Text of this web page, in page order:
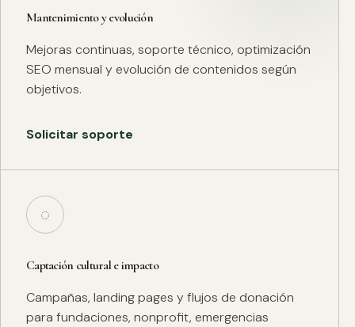
Mantenimiento y evolución
Mejoras continuas, soporte técnico, optimización
SEO mensual y evolución de contenidos según
objetivos.
Solicitar soporte
◌
Captación cultural e impacto
Campañas, landing pages y flujos de donación
para fundaciones, nonprofit, emergencias